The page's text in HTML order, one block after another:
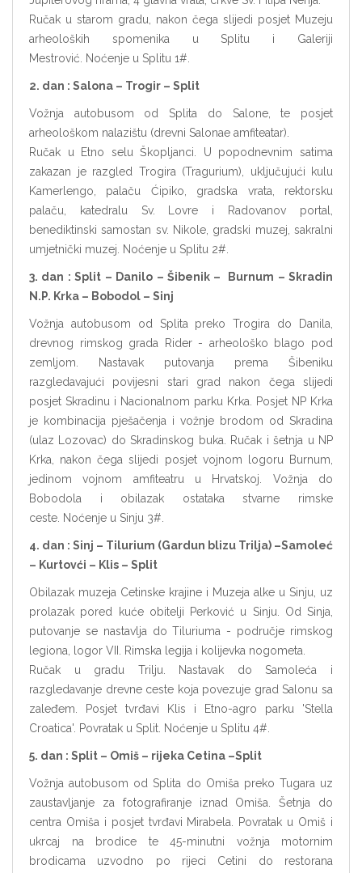
Ručak u starom gradu, nakon čega slijedi posjet Muzeju
arheoloških spomenika u Splitu i Galeriji
Mestrović. Noćenje u Splitu 1#.
2. dan : Salona – Trogir – Split
Vožnja autobusom od Splita do Salone, te posjet
arheološkom nalazištu (drevni Salonae amfiteatar).
Ručak u Etno selu Škopljanci. U popodnevnim satima
zakazan je razgled Trogira (Tragurium), uključujući kulu
Kamerlengo, palaču Ćipiko, gradska vrata, rektorsku
palaču, katedralu Sv. Lovre i Radovanov portal,
benediktinski samostan sv. Nikole, gradski muzej, sakralni
umjetnički muzej. Noćenje u Splitu 2#.
3. dan : Split – Danilo – Šibenik – Burnum – Skradin
N.P. Krka – Bobodol – Sinj
Vožnja autobusom od Splita preko Trogira do Danila,
drevnog rimskog grada Rider - arheološko blago pod
zemljom. Nastavak putovanja prema Šibeniku
razgledavajući povijesni stari grad nakon čega slijedi
posjet Skradinu i Nacionalnom parku Krka. Posjet NP Krka
je kombinacija pješačenja i vožnje brodom od Skradina
(ulaz Lozovac) do Skradinskog buka. Ručak i šetnja u NP
Krka, nakon čega slijedi posjet vojnom logoru Burnum,
jedinom vojnom amfiteatru u Hrvatskoj. Vožnja do
Bobodola i obilazak ostataka stvarne rimske
ceste. Noćenje u Sinju 3#.
4. dan : Sinj – Tilurium (Gardun blizu Trilja) –Samoleć
– Kurtovći – Klis – Split
Obilazak muzeja Cetinske krajine i Muzeja alke u Sinju, uz
prolazak pored kuće obitelji Perković u Sinju. Od Sinja,
putovanje se nastavlja do Tiluriuma - područje rimskog
legiona, logor VII. Rimska legija i kolijevka nogometa.
Ručak u gradu Trilju. Nastavak do Samoleća i
razgledavanje drevne ceste koja povezuje grad Salonu sa
zaleđem. Posjet tvrđavi Klis i Etno-agro parku 'Stella
Croatica'. Povratak u Split. Noćenje u Splitu 4#.
5. dan : Split – Omiš – rijeka Cetina –Split
Vožnja autobusom od Splita do Omiša preko Tugara uz
zaustavljanje za fotografiranje iznad Omiša. Šetnja do
centra Omiša i posjet tvrđavi Mirabela. Povratak u Omiš i
ukrcaj na brodice te 45-minutni vožnja motornim
brodicama uzvodno po rijeci Cetini do restorana